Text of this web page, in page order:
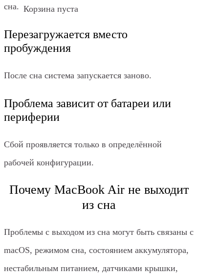
Корзина пуста
сна.
Перезагружается вместо
пробуждения
После сна система запускается заново.
Проблема зависит от батареи или
периферии
Сбой проявляется только в определённой
рабочей конфигурации.
Почему MacBook Air не выходит
из сна
Проблемы с выходом из сна могут быть связаны с
macOS, режимом сна, состоянием аккумулятора,
нестабильным питанием, датчиками крышки,